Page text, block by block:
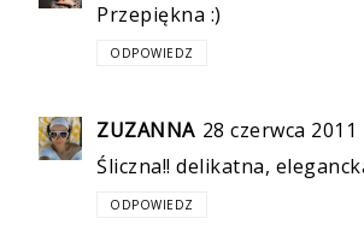
Przepiękna :)
ODPOWIEDZ
ZUZANNA 28 czerwca 2011
Śliczna!! delikatna,
ODPOWIEDZ